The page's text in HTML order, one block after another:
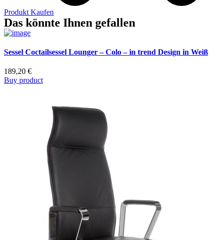
Produkt Kaufen
Das könnte Ihnen gefallen
Sessel Coctailsessel Lounger – Colo – in trend Design in Weiß
189,20 €
Buy product